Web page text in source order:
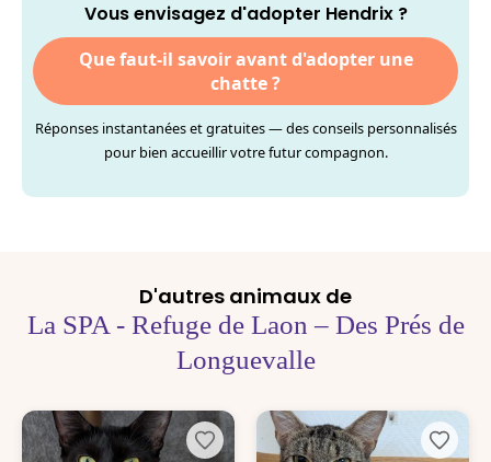
Vous envisagez d'adopter Hendrix ?
Que faut-il savoir avant d'adopter une
chatte ?
Réponses instantanées et gratuites — des conseils personnalisés
pour bien accueillir votre futur compagnon.
D'autres animaux de
La SPA - Refuge de Laon – Des Prés de
Longuevalle